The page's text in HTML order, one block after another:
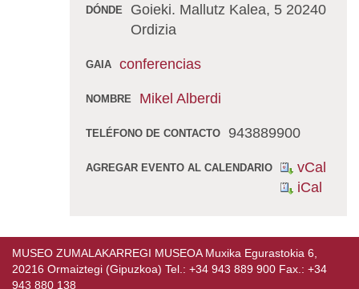
DÓNDE
Goieki. Mallutz Kalea, 5 20240
Ordizia
GAIA conferencias
NOMBRE Mikel Alberdi
TELÉFONO DE CONTACTO 943889900
AGREGAR EVENTO AL CALENDARIO
vCal
iCal
MUSEO ZUMALAKARREGI MUSEOA Muxika Egurastokia 6,
20216 Ormaiztegi (Gipuzkoa) Tel.: +34 943 889 900 Fax.: +34
943 880 138